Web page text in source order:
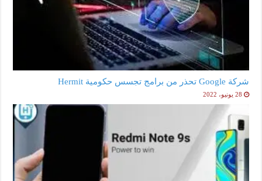
شركة Google تحذر من برامج تجسس حكومية Hermit
28 يونيو، 2022